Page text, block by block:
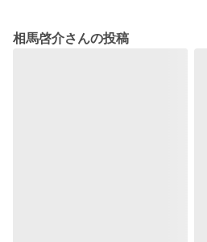
相馬啓介さんの投稿